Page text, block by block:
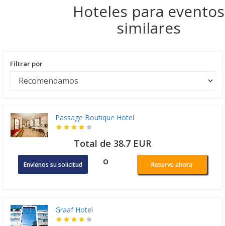
Hoteles para eventos
similares
Filtrar por
Passage Boutique Hotel
Total de 38.7 EUR
Envíenos su solicitud o Reserve ahora
Graaf Hotel